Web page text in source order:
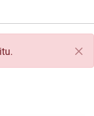
Itxi